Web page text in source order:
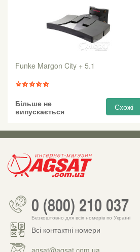
Funke Margon City + 5.1
Більше не
випускається
Схожі
0 (800) 210 037
Безкоштовно для всіх номерів по Україні
Всі контактні номери